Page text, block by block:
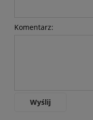
Komentarz:
Wyślij